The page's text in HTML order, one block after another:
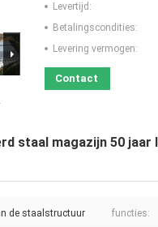
Levertijd:
Betalingscondities:
Levering vermogen:
Contact
staal magazijn 50 jaar
de staalstructuur functies: